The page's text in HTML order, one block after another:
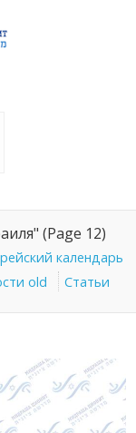
(Page 12)
календарь
old Статьи